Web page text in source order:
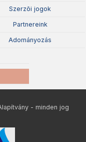
Szerzõi jogok
Partnereink
Adományozás
- minden jog